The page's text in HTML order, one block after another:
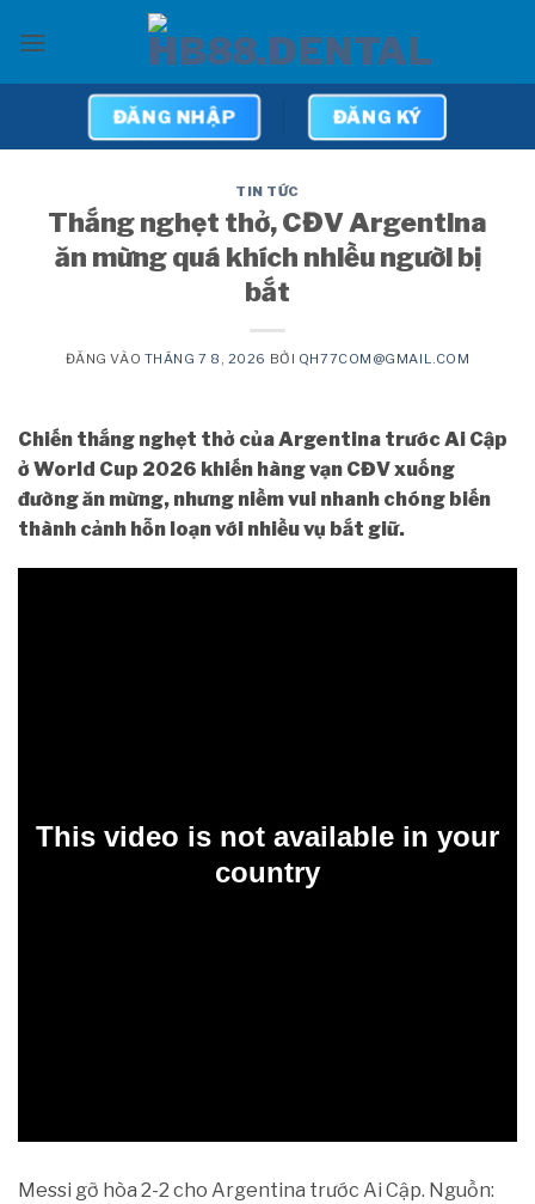
qua
ĐĂNG NHẬP ĐĂNG KÝ
TIN TỨC
Thắng nghẹt thở, CĐV Argentina
ăn mừng quá khích nhiều người bị
bắt
ĐĂNG VÀO THÁNG 7 8, 2026 BỞI QH77COM@GMAIL.COM
Chiến thắng nghẹt thở của Argentina trước Ai Cập
ở World Cup 2026 khiến hàng vạn CĐV xuống
đường ăn mừng, nhưng niềm vui nhanh chóng biến
thành cảnh hỗn loạn với nhiều vụ bắt giữ.
Messi gỡ hòa 2-2 cho Argentina trước Ai Cập. Nguồn: